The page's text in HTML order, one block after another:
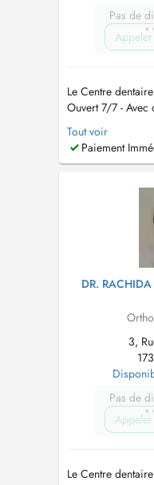
Pas de
Le Centre
Ouvert 7/7 - Avec
en charge des
Rue de Houffalize,
Luxembourg
Tout voir
Paiement
DR.
3,
Pas de
Le Centre